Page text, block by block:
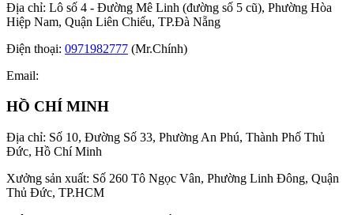
Địa chỉ: Lô số 4 - Đường Mê Linh (đường số 5 cũ), Phường Hòa
Hiệp Nam, Quận Liên Chiểu, TP.Đà Nẵng
Điện thoại: 0971982777 (Mr.Chính)
Email:
HỒ CHÍ MINH
Địa chỉ: Số 10, Đường Số 33, Phường An Phú, Thành Phố Thủ
Đức, Hồ Chí Minh
Xưởng sản xuất: Số 260 Tô Ngọc Vân, Phường Linh Đông, Quận
Thủ Đức, TP.HCM